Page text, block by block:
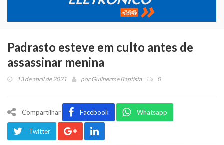
Padrasto esteve em culto antes de
assassinar menina
13 de abril de 2021 porGuilherme Baptista 0
Compartilhar Facebook Whatsapp
Twitter